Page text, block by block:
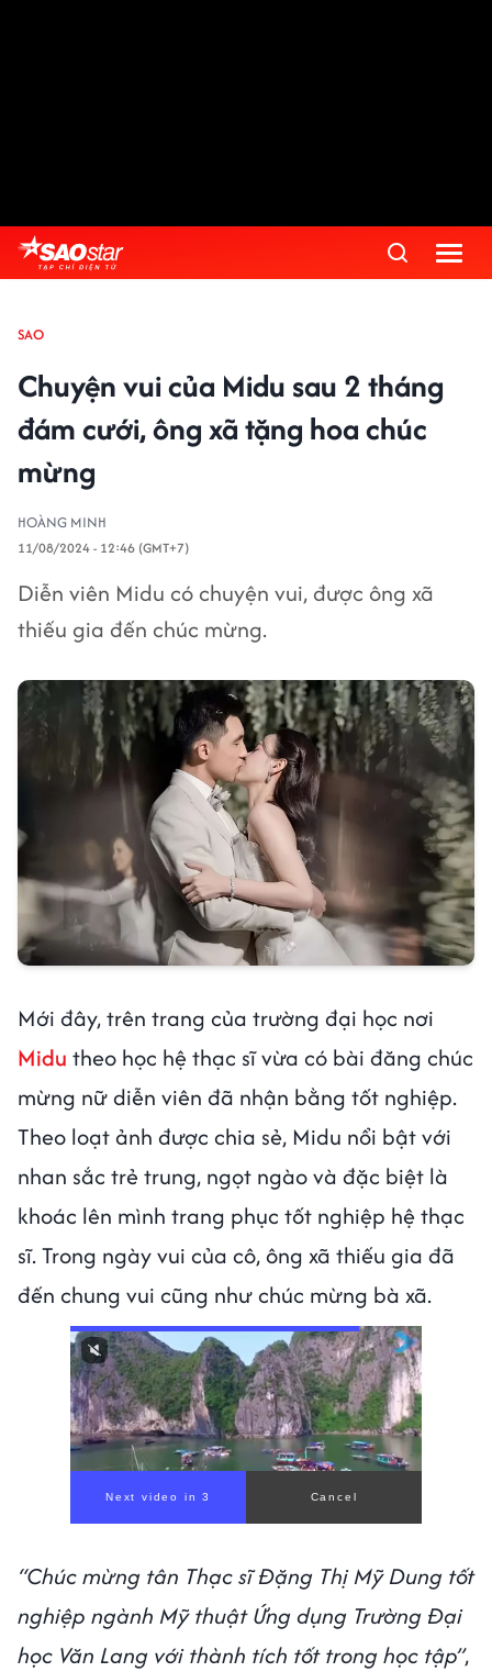
SAO
Chuyện vui của Midu sau 2 tháng
đám cưới, ông xã tặng hoa chúc
mừng
HOÀNG MINH
11/08/2024 - 12:46 (GMT+7)
Diễn viên Midu có chuyện vui, được ông xã
thiếu gia đến chúc mừng.
Mới đây, trên trang của trường đại học nơi
Midu theo học hệ thạc sĩ vừa có bài đăng chúc
mừng nữ diễn viên đã nhận bằng tốt nghiệp.
Theo loạt ảnh được chia sẻ, Midu nổi bật với
nhan sắc trẻ trung, ngọt ngào và đặc biệt là
khoác lên mình trang phục tốt nghiệp hệ thạc
sĩ. Trong ngày vui của cô, ông xã thiếu gia đã
đến chung vui cũng như chúc mừng bà xã.
“Chúc mừng tân Thạc sĩ Đặng Thị Mỹ Dung tốt
nghiệp ngành Mỹ thuật Ứng dụng Trường Đại
học Văn Lang với thành tích tốt trong học tập”,